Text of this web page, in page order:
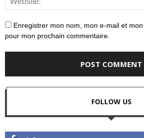
Enregistrer mon nom, mon e-mail et
pour mon prochain commentaire.
FOLLOW US